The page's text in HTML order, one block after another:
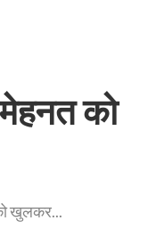
को
खुलकर...